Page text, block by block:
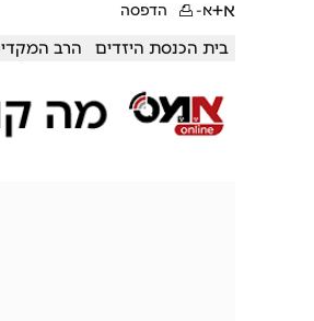
א+א- הדפסה
בית הכנסת היזדים הרב